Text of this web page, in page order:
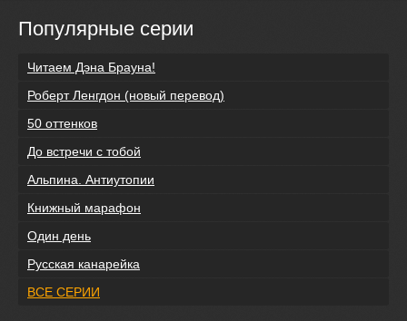
Популярные серии
Читаем Дэна Брауна!
Роберт Ленгдон (новый перевод)
50 оттенков
До встречи с тобой
Альпина. Антиутопии
Книжный марафон
Один день
Русская канарейка
ВСЕ СЕРИИ